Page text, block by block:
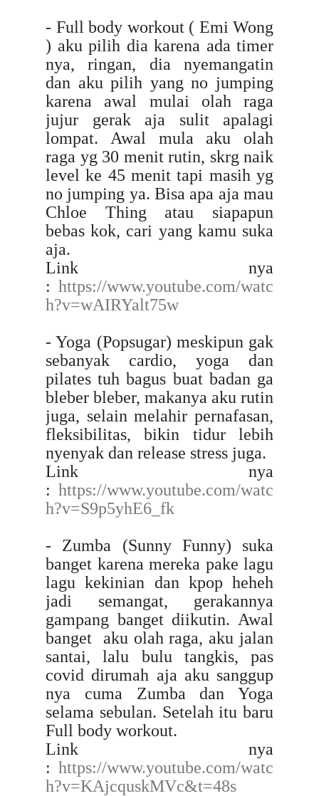
- Full body workout ( Emi Wong
) aku pilih dia karena ada timer
nya, ringan, dia nyemangatin
dan aku pilih yang no jumping
karena awal mulai olah raga
jujur gerak aja sulit apalagi
lompat. Awal mula aku olah
raga yg 30 menit rutin, skrg naik
level ke 45 menit tapi masih yg
no jumping ya. Bisa apa aja mau
Chloe Thing atau siapapun
bebas kok, cari yang kamu suka
aja.
Link nya
: https://www.youtube.com/watc
h?v=wAIRYalt75w
- Yoga (Popsugar) meskipun gak
sebanyak cardio, yoga dan
pilates tuh bagus buat badan ga
bleber bleber, makanya aku rutin
juga, selain melahir pernafasan,
fleksibilitas, bikin tidur lebih
nyenyak dan release stress juga.
Link nya
: https://www.youtube.com/watc
h?v=S9p5yhE6_fk
- Zumba (Sunny Funny) suka
banget karena mereka pake lagu
lagu kekinian dan kpop heheh
jadi semangat, gerakannya
gampang banget diikutin. Awal
banget aku olah raga, aku jalan
santai, lalu bulu tangkis, pas
covid dirumah aja aku sanggup
nya cuma Zumba dan Yoga
selama sebulan. Setelah itu baru
Full body workout.
Link nya
: https://www.youtube.com/watc
h?v=KAjcquskMVc&t=48s